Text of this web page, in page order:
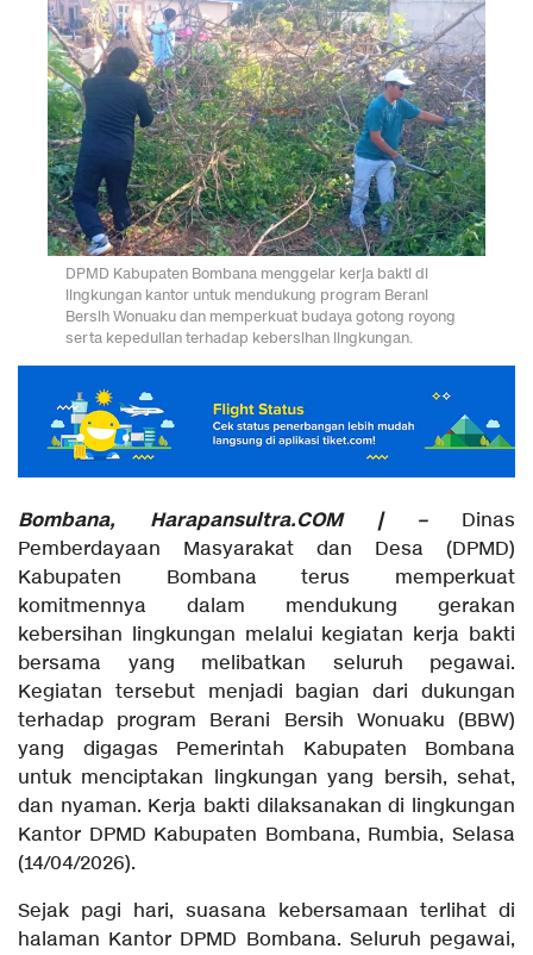
DPMD Kabupaten Bombana menggelar kerja bakti di
lingkungan kantor untuk mendukung program Berani
Bersih Wonuaku dan memperkuat budaya gotong royong
serta kepedulian terhadap kebersihan lingkungan.
Bombana, Harapansultra.COM | –Dinas
Pemberdayaan Masyarakat dan Desa (DPMD)
Kabupaten Bombana terus memperkuat
komitmennya dalam mendukung gerakan
kebersihan lingkungan melalui kegiatan kerja bakti
bersama yang melibatkan seluruh pegawai.
Kegiatan tersebut menjadi bagian dari dukungan
terhadap program Berani Bersih Wonuaku (BBW)
yang digagas Pemerintah Kabupaten Bombana
untuk menciptakan lingkungan yang bersih, sehat,
dan nyaman. Kerja bakti dilaksanakan di lingkungan
Kantor DPMD Kabupaten Bombana, Rumbia, Selasa
(14/04/2026).
Sejak pagi hari, suasana kebersamaan terlihat di
halaman Kantor DPMD Bombana. Seluruh pegawai,